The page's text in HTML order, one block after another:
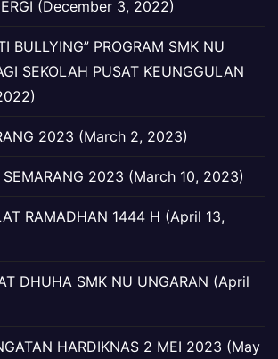
(December 3, 2022)
BULLYING” PROGRAM SMK NU
SEKOLAH PUSAT KEUNGGULAN
2023 (March 2, 2023)
SEMARANG 2023 (March 10, 2023)
RAMADHAN 1444 H (April 13,
DHUHA SMK NU UNGARAN (April
HARDIKNAS 2 MEI 2023 (May